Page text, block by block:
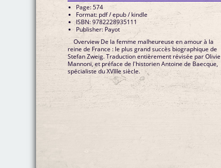
Page: 574
Format: pdf / epub / kindle
ISBN: 9782228935111
Publisher: Payot
Overview De la femme malheureuse en amour à la
reine de France : le plus grand succès biographique de
Stefan Zweig. Traduction entièrement révisée par
Mannoni, et préface de l'historien Antoine de Baecque,
spécialiste du XVIIIe siècle.